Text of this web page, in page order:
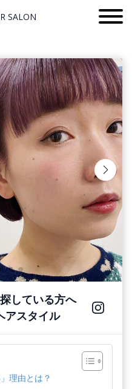
SALON
している方へ
アスタイル
理由とは？